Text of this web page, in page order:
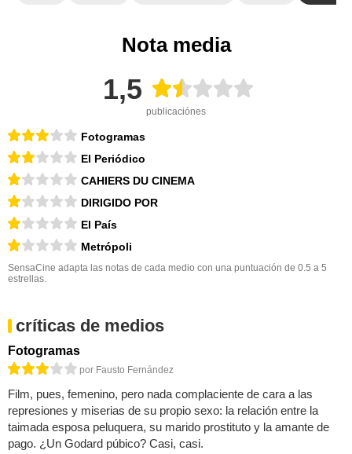
Nota media
1,5
publicaciónes
Fotogramas
El Periódico
CAHIERS DU CINEMA
DIRIGIDO POR
El País
Metrópoli
SensaCine adapta las notas de cada medio con una puntuación de 0.5 a 5
estrellas.
críticas de medios
Fotogramas
por Fausto Fernández
Film, pues, femenino, pero nada complaciente de cara a las
represiones y miserias de su propio sexo: la relación entre la
taimada esposa peluquera, su marido prostituto y la amante de
pago. ¿Un Godard púbico? Casi, casi.